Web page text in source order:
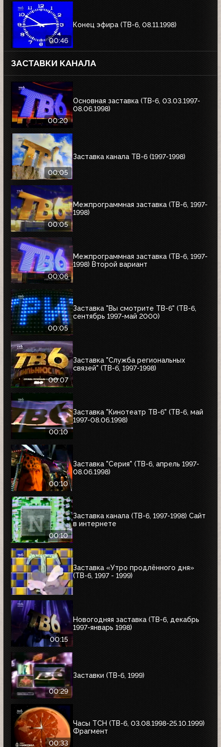
00:46
Конец эфира (ТВ-6, 08.11.1998)
ЗАСТАВКИ КАНАЛА
00:20
Основная заставка (ТВ-6, 03.03.1997-
08.06.1998)
00:05
Заставка канала ТВ-6 (1997-1998)
00:05
Межпрограммная заставка (ТВ-6, 1997-
1998)
00:06
Межпрограммная заставка (ТВ-6, 1997-
1998) Второй вариант
00:05
Заставка "Вы смотрите ТВ-6" (ТВ-6,
сентябрь 1997-май 2000)
00:07
Заставка "Служба региональных
связей" (ТВ-6, 1997-1998)
00:10
Заставка "Кинотеатр ТВ-6" (ТВ-6, май
1997-08.06.1998)
00:10
Заставка "Серия" (ТВ-6, апрель 1997-
08.06.1998)
00:10
Заставка канала (ТВ-6, 1997-1998) Сайт
в интернете
Заставка «Утро продлённого дня»
(ТВ-6, 1997 - 1999)
00:15
Новогодняя заставка (ТВ-6, декабрь
1997-январь 1998)
00:29
Заставки (ТВ-6, 1999)
00:33
Часы ТСН (ТВ-6, 03.08.1998-25.10.1999)
Фрагмент